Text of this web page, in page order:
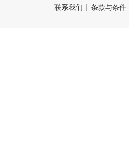
联系我们 |条款与条件